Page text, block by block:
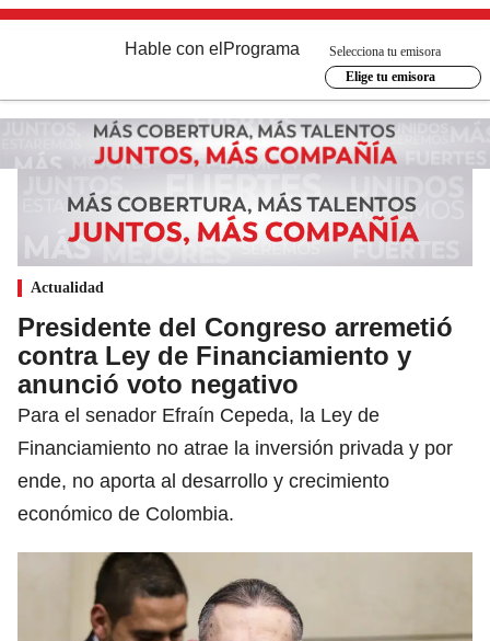
Hable con el Programa
Selecciona tu emisora
Elige tu emisora
Actualidad
Presidente del Congreso arremetió
contra Ley de Financiamiento y
anunció voto negativo
Para el senador Efraín Cepeda, la Ley de
Financiamiento no atrae la inversión privada y por
ende, no aporta al desarrollo y crecimiento
económico de Colombia.